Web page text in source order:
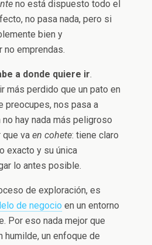
no está dispuesto todo el
no pasa nada, pero si
bien y
no emprendas.
a donde quiere ir.
más perdido que un pato en
preocupes, nos pasa a
hay nada más peligroso
que vaen cohete: tiene claro
exacto y su única
lo antes posible.
de exploración, es
de negocio en un entorno
Por eso nada mejor que
humilde, un enfoque de